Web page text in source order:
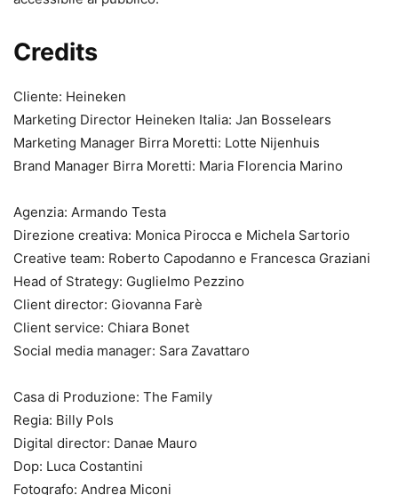
Credits
Cliente: Heineken
Marketing Director Heineken Italia: Jan Bosselears
Marketing Manager Birra Moretti: Lotte Nijenhuis
Brand Manager Birra Moretti: Maria Florencia Marino
Agenzia: Armando Testa
Direzione creativa: Monica Pirocca e Michela Sartorio
Creative team: Roberto Capodanno e Francesca Graziani
Head of Strategy: Guglielmo Pezzino
Client director: Giovanna Farè
Client service: Chiara Bonet
Social media manager: Sara Zavattaro
Casa di Produzione: The Family
Regia: Billy Pols
Digital director: Danae Mauro
Dop: Luca Costantini
Fotografo: Andrea Miconi